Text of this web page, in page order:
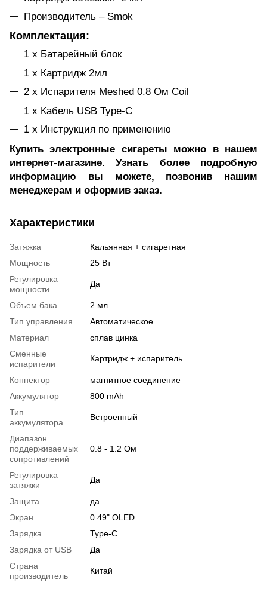
Производитель – Smok
Комплектация:
1 х Батарейный блок
1 х Картридж 2мл
2 х Испарителя Meshed 0.8 Oм Coil
1 х Кабель USB Type-C
1 х Инструкция по применению
Купить электронные сигареты можно в нашем
интернет-магазине. Узнать более подробную
информацию вы можете, позвонив нашим
менеджерам и оформив заказ.
Характеристики
Затяжка
Кальянная + сигаретная
Мощность
25 Вт
Регулировка
мощности
Да
Объем бака
2 мл
Тип управления
Автоматическое
Материал
сплав цинка
Сменные
испарители
Картридж + испаритель
Коннектор
магнитное соединение
Аккумулятор
800 mAh
Тип
аккумулятора
Встроенный
Диапазон
поддерживаемых
сопротивлений
0.8 - 1.2 Ом
Регулировка
затяжки
Да
Защита
да
Экран
0.49" OLED
Зарядка
Type-C
Зарядка от USB
Да
Страна
производитель
Китай